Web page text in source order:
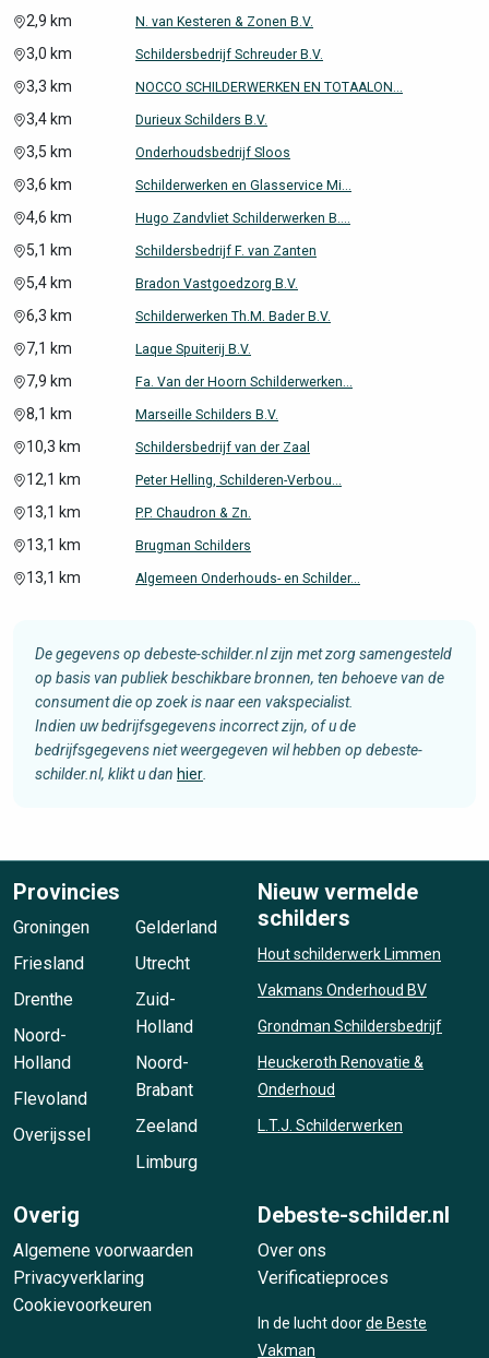
2,9 km N. van Kesteren & Zonen B.V.
3,0 km Schildersbedrijf Schreuder B.V.
3,3 km NOCCO SCHILDERWERKEN EN TOTAALON...
3,4 km Durieux Schilders B.V.
3,5 km Onderhoudsbedrijf Sloos
3,6 km Schilderwerken en Glasservice Mi...
4,6 km Hugo Zandvliet Schilderwerken B....
5,1 km Schildersbedrijf F. van Zanten
5,4 km Bradon Vastgoedzorg B.V.
6,3 km Schilderwerken Th.M. Bader B.V.
7,1 km Laque Spuiterij B.V.
7,9 km Fa. Van der Hoorn Schilderwerken...
8,1 km Marseille Schilders B.V.
10,3 km Schildersbedrijf van der Zaal
12,1 km Peter Helling, Schilderen-Verbou...
13,1 km P.P. Chaudron & Zn.
13,1 km Brugman Schilders
13,1 km Algemeen Onderhouds- en Schilder...
De gegevens op debeste-schilder.nl zijn met zorg samengesteld
op basis van publiek beschikbare bronnen, ten behoeve van de
consument die op zoek is naar een vakspecialist.
Indien uw bedrijfsgegevens incorrect zijn, of u de
bedrijfsgegevens niet weergegeven wil hebben op debeste-
schilder.nl, klikt u dan hier
Provincies
Groningen
Friesland
Drenthe
Noord-
Holland
Flevoland
Overijssel
Gelderland
Utrecht
Zuid-
Holland
Noord-
Brabant
Zeeland
Limburg
Nieuw vermelde
schilders
Hout schilderwerk Limmen
Vakmans Onderhoud BV
Grondman Schildersbedrijf
Heuckeroth Renovatie &
Onderhoud
L.T.J. Schilderwerken
Overig
Algemene voorwaarden
Privacyverklaring
Cookievoorkeuren
Debeste-schilder.nl
Over ons
Verificatieproces
In de lucht doorde Beste
Vakman